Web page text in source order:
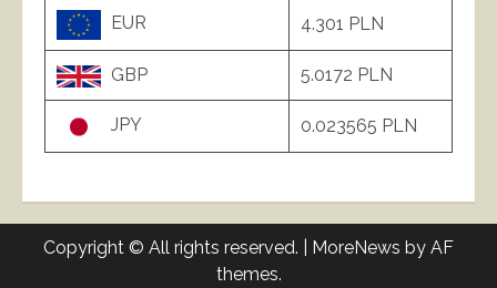
EUR 4.301 PLN
GBP 5.0172 PLN
JPY 0.023565 PLN
Copyright © All rights reserved. MoreNews by AF
themes.